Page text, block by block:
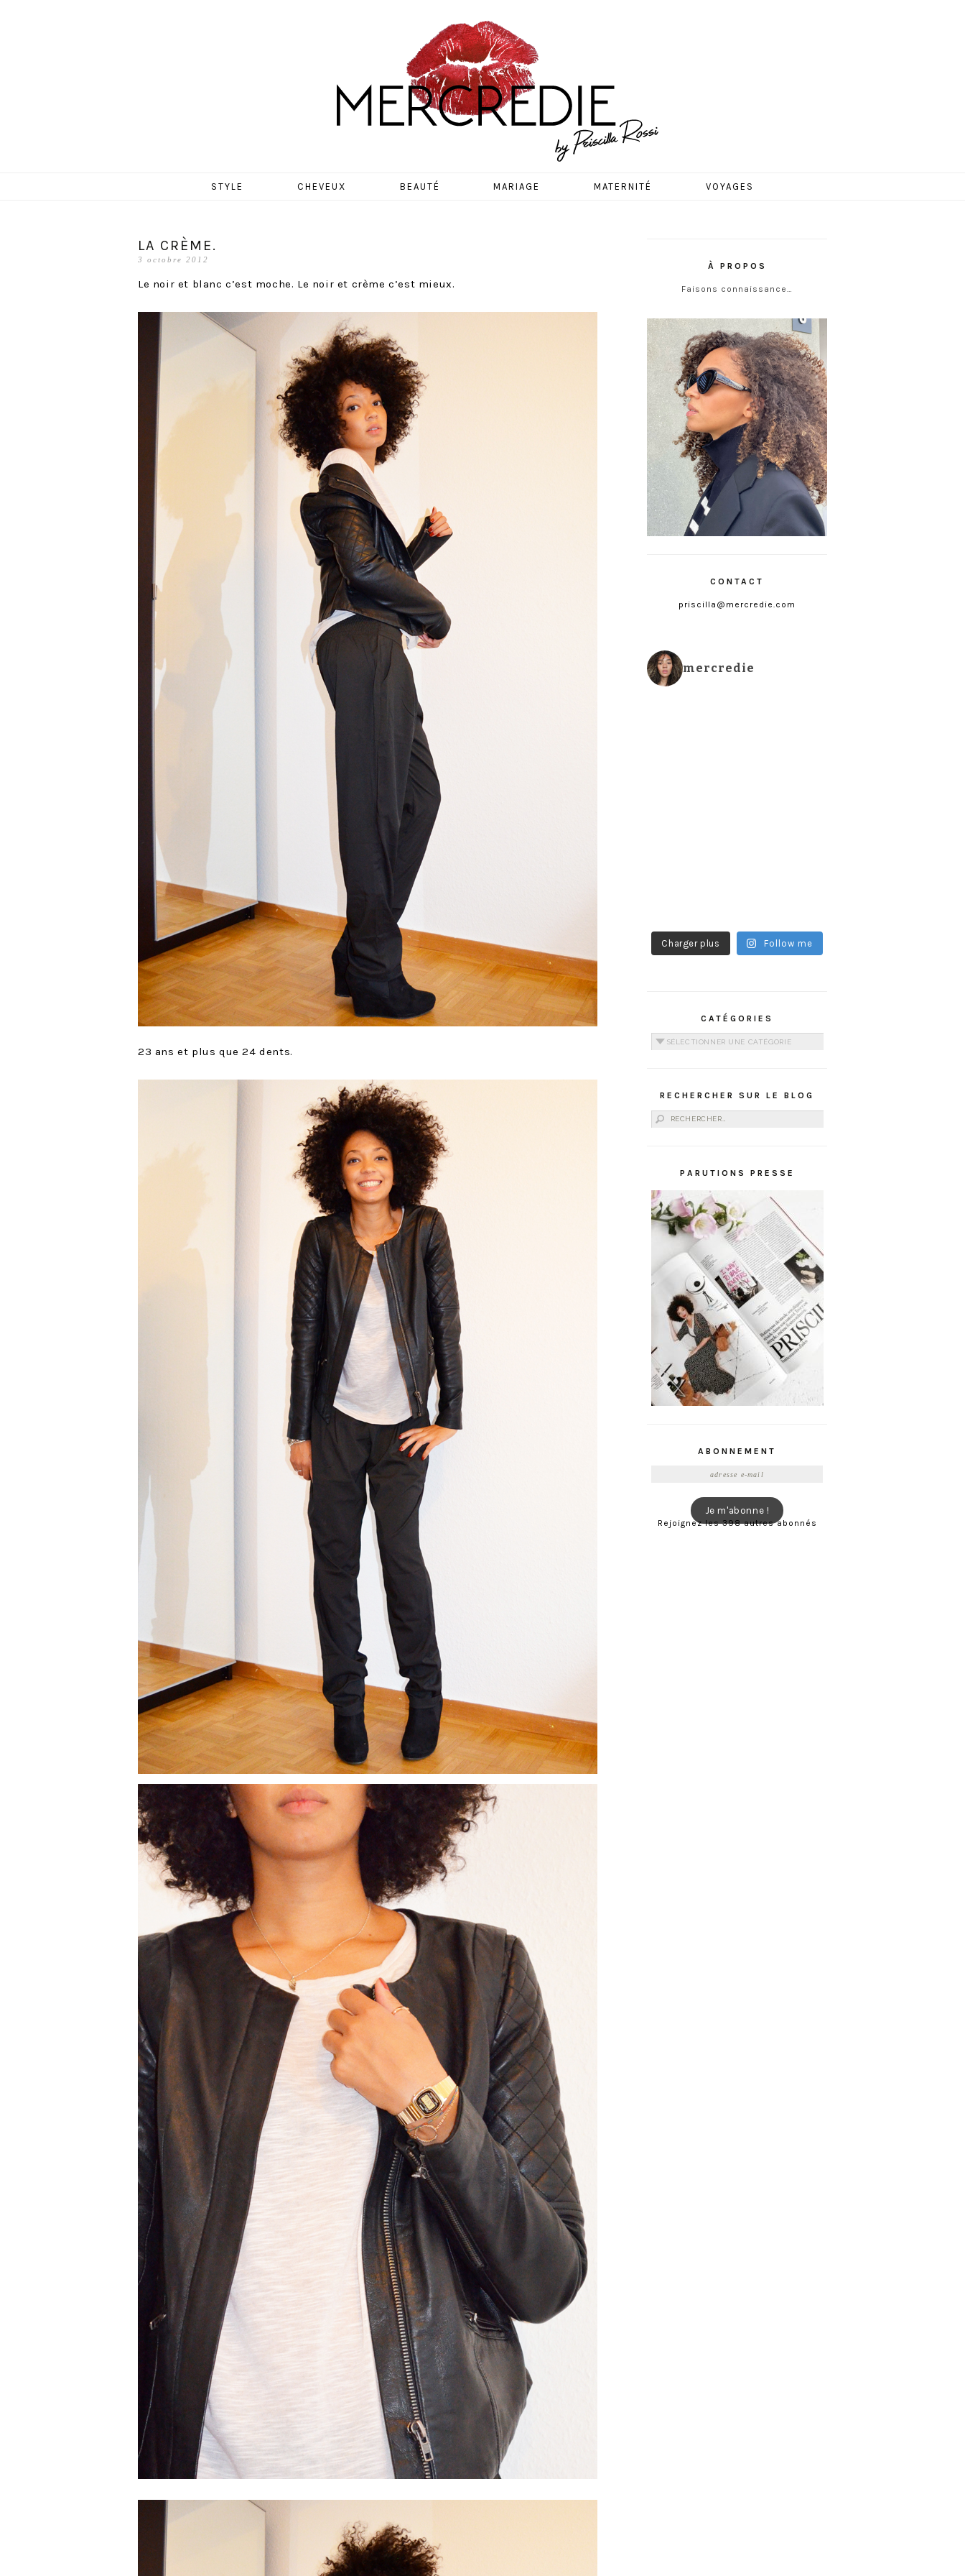
MERCREDIE
STYLE CHEVEUX BEAUTÉ MARIAGE MATERNITÉ VOYAGES
LA CRÈME.
3 octobre 2012
Le noir et blanc c’est moche. Le noir et crème c’est mieux.
23 ans et plus que 24 dents.
À PROPOS
Faisons connaissance…
CONTACT
priscilla@mercredie.com
mercredie
Charger plus Follow me
CATÉGORIES
Catégories
RECHERCHER SUR LE BLOG
Rechercher :
PARUTIONS PRESSE
ABONNEMENT
Je m'abonne !
Rejoignez les 398 autres abonnés